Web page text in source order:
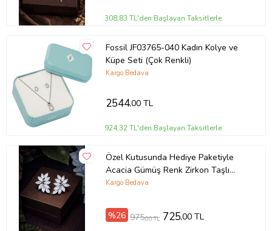
308,83 TL'den Başlayan Taksitlerle
Fossil JF03765-040 Kadın Kolye ve
Küpe Seti (Çok Renkli)
Kargo Bedava
2544,00 TL
924,32 TL'den Başlayan Taksitlerle
Özel Kutusunda Hediye Paketiyle
Acacia Gümüş Renk Zirkon Taşlı
Abiye Düğün Nişan Söz Parti Davet
Kargo Bedava
%26 975,00 TL 725,00 TL